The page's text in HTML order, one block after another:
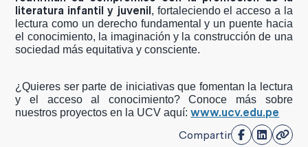
literatura infantil y juvenil, fortaleciendo el acceso a la
lectura como un derecho fundamental y un puente hacia
el conocimiento, la imaginación y la construcción de una
sociedad más equitativa y consciente.
¿Quieres ser parte de iniciativas que fomentan la lectura
y el acceso al conocimiento? Conoce más sobre
nuestros proyectos en la UCV aquí:www.ucv.edu.pe
Compartir